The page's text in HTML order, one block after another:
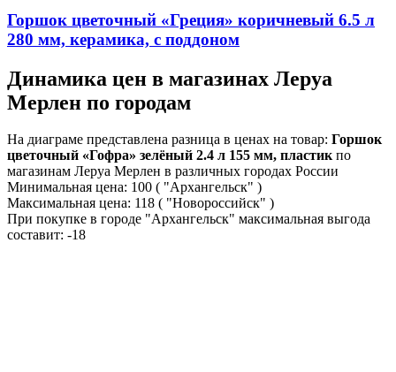
Горшок цветочный «Греция» коричневый 6.5 л
280 мм, керамика, с поддоном
Динамика цен в магазинах Леруа
Мерлен по городам
На диаграме представлена разница в ценах на товар: Горшок
цветочный «Гофра» зелёный 2.4 л 155 мм, пластикпо
магазинам Леруа Мерлен в различных городах России
Минимальная цена: 100 ( "Архангельск" )
Максимальная цена: 118 ( "Новороссийск" )
При покупке в городе "Архангельск" максимальная выгода
составит: -18